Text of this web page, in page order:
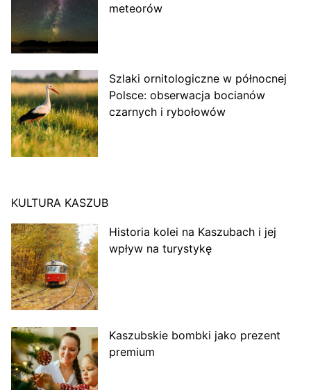
meteorów
Szlaki ornitologiczne w północnej
Polsce: obserwacja bocianów
czarnych i rybołowów
KULTURA KASZUB
Historia kolei na Kaszubach i jej
wpływ na turystykę
Kaszubskie bombki jako prezent
premium